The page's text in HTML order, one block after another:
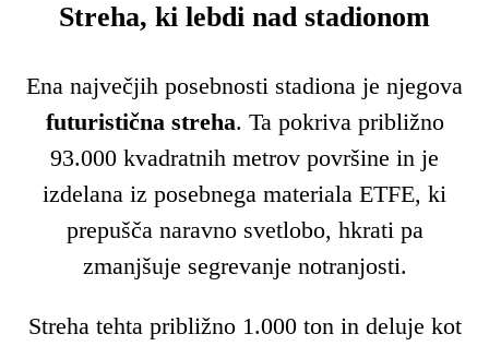
Streha, ki lebdi nad stadionom
Ena največjih posebnosti stadiona je njegova
futuristična streha. Ta pokriva približno
93.000 kvadratnih metrov površine in je
izdelana iz posebnega materiala ETFE, ki
prepušča naravno svetlobo, hkrati pa
zmanjšuje segrevanje notranjosti.
Streha tehta približno 1.000 ton in deluje kot